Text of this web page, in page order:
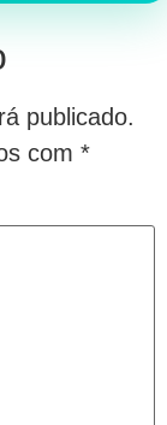
publicado.
com *